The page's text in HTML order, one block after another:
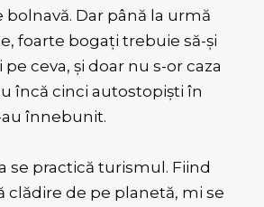
Dar până la urmă
foarte bogați trebuie să-și
ceva, și doar nu s-or caza
încă cinci autostopiști în
înnebunit.
se practică turismul. Fiind
clădire de pe planetă, mi se